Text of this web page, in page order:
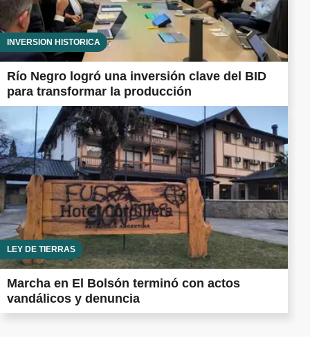
INVERSIÓN HISTÓRICA
Río Negro logró una inversión clave del BID
para transformar la producción
LEY DE TIERRAS
Marcha en El Bolsón terminó con actos
vandálicos y denuncia